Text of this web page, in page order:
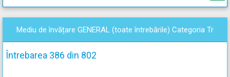
Mediu de învățare GENERAL (toate întrebările) Categoria Tr
Întrebarea 386 din 802